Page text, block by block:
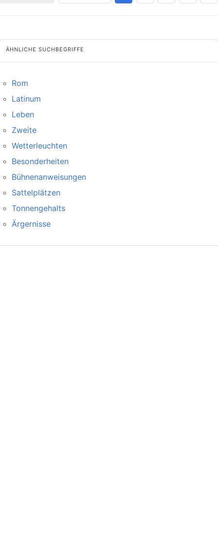
ÄHNLICHE SUCHBEGRIFFE
Rom
Latinum
Leben
Zweite
Wetterleuchten
Besonderheiten
Bühnenanweisungen
Sattelplätzen
Tonnengehalts
Ärgernisse